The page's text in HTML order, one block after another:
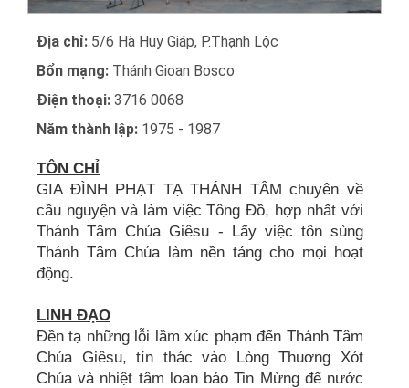
Địa chỉ: 5/6 Hà Huy Giáp, P.Thạnh Lộc
Bổn mạng: Thánh Gioan Bosco
Điện thoại: 3716 0068
Năm thành lập: 1975 - 1987
TÔN CHỈ
GIA ĐÌNH PHẠT TẠ THÁNH TÂM chuyên về
cầu nguyện và làm việc Tông Đồ, hợp nhất với
Thánh Tâm Chúa Giêsu - Lấy việc tôn sùng
Thánh Tâm Chúa làm nền tảng cho mọi hoạt
động.
LINH ĐẠO
Đền tạ những lỗi lầm xúc phạm đến Thánh Tâm
Chúa Giêsu, tín thác vào Lòng Thuơng Xót
Chúa và nhiệt tâm loan báo Tin Mừng để nước